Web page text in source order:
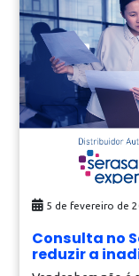
9 de junho de
dos R$ 3,3
limita a
Os dados